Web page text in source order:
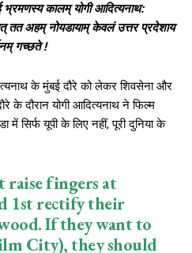
भ्रमणस्य कालम् योगी आदित्यनाथ:
तत अहम् नोयडायाम् केवलं उत्तर प्रदेशाय
गच्छते !
के मुंबई दौरे को लेकर शिवसेना और
के दौरान योगी आदित्यनाथ ने फिल्म
में सिर्फ यूपी के लिए नहीं, पूरी दुनिया के
raise fingers at
1st rectify their
If they want to
City), they should